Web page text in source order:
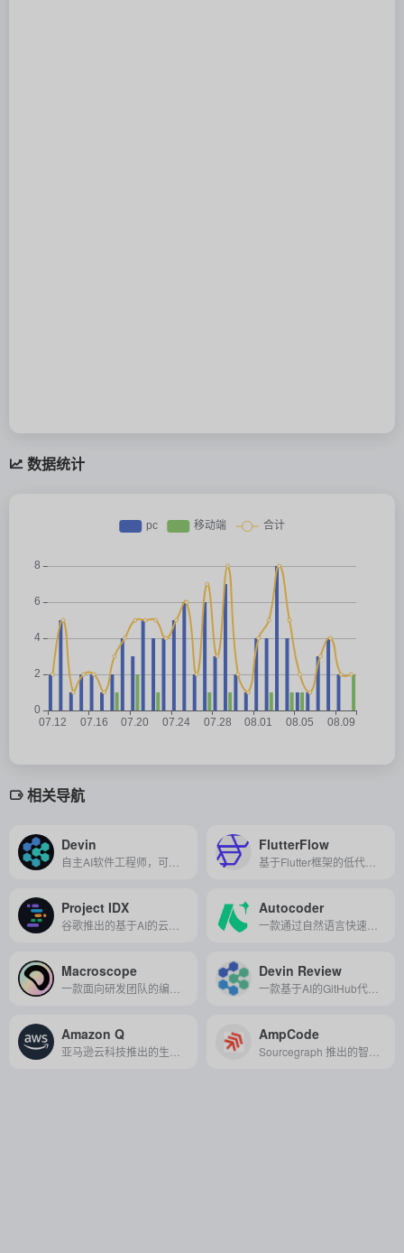
数据统计
相关导航
Devin FlutterFlow
Project IDX Autocoder
Macroscope Devin Review
Amazon Q AmpCode